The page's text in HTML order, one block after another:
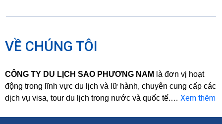
VỀ CHÚNG TÔI
CÔNG TY DU LỊCH SAO PHƯƠNG NAM là đơn vị hoạt
động trong lĩnh vực du lịch và lữ hành, chuyên cung cấp các
dịch vụ visa, tour du lịch trong nước và quốc tế.… Xem thêm